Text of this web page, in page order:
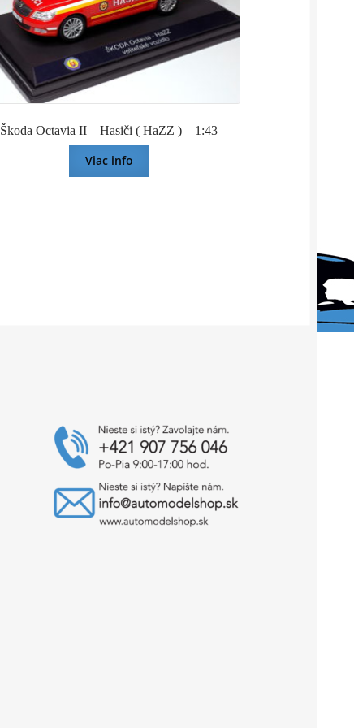
Škoda Octavia II – Hasiči ( HaZZ ) – 1:43
Viac info